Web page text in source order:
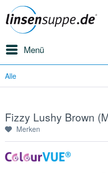
Menü
Alle
Fizzy Lushy Brown
Merken